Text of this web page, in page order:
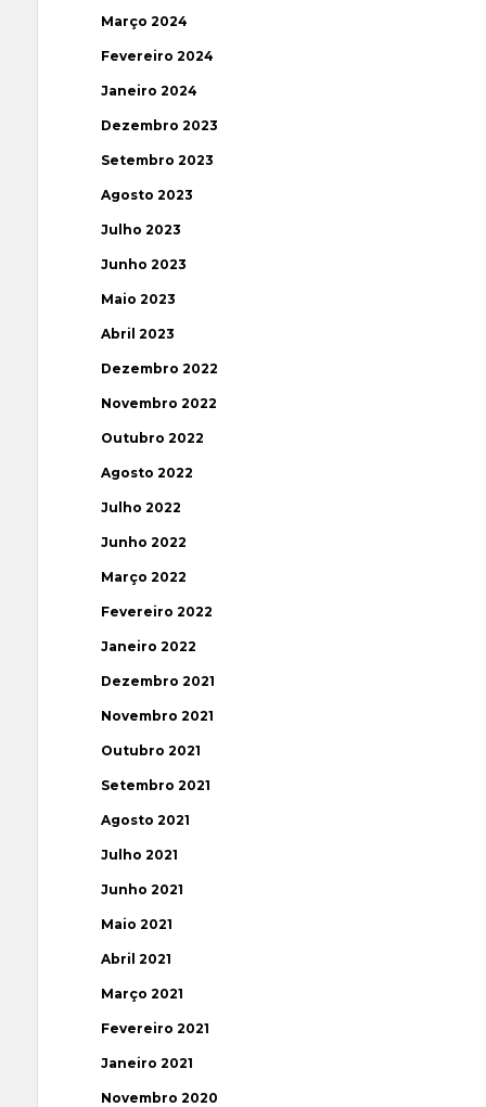
Março 2024
Fevereiro 2024
Janeiro 2024
Dezembro 2023
Setembro 2023
Agosto 2023
Julho 2023
Junho 2023
Maio 2023
Abril 2023
Dezembro 2022
Novembro 2022
Outubro 2022
Agosto 2022
Julho 2022
Junho 2022
Março 2022
Fevereiro 2022
Janeiro 2022
Dezembro 2021
Novembro 2021
Outubro 2021
Setembro 2021
Agosto 2021
Julho 2021
Junho 2021
Maio 2021
Abril 2021
Março 2021
Fevereiro 2021
Janeiro 2021
Novembro 2020